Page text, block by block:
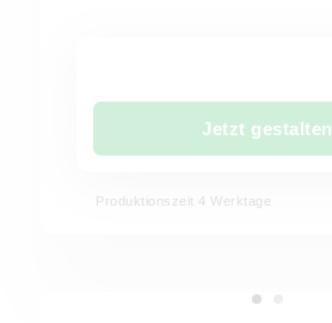
Jetzt gestalten
Produktionszeit 4 Werktage